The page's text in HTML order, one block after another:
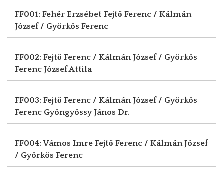
FF001: Fehér Erzsébet Fejtő Ferenc / Kálmán
József / Györkös Ferenc
FF002: Fejtő Ferenc / Kálmán József / Györkös
Ferenc József Attila
FF003: Fejtő Ferenc / Kálmán József / Györkös
Ferenc Gyöngyössy János Dr.
FF004: Vámos Imre Fejtő Ferenc / Kálmán József
/ Györkös Ferenc